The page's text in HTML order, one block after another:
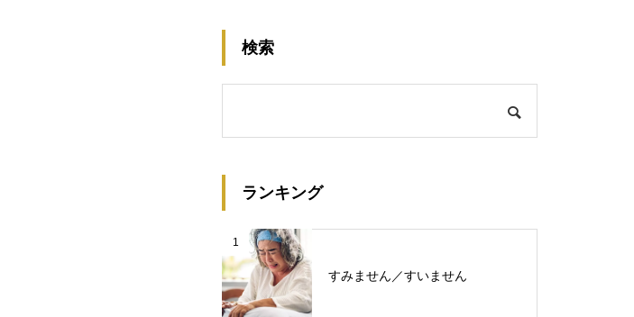
検索
ランキング
1
すみません／すいません